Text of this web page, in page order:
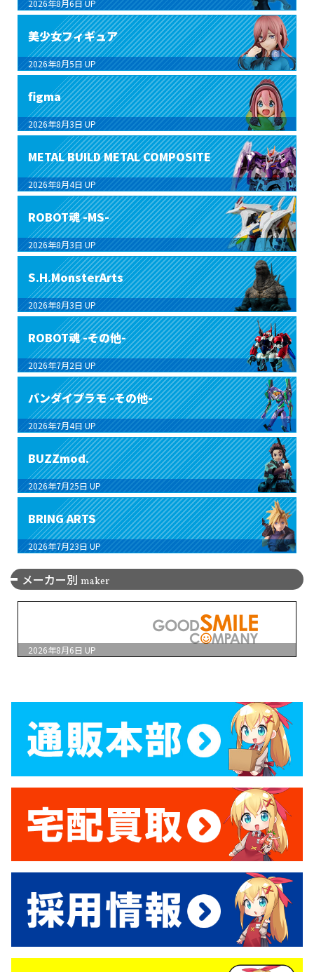
2026年8月6日 UP
美少女フィギュア
2026年8月5日 UP
figma
2026年8月3日 UP
METAL BUILD METAL COMPOSITE
2026年8月4日 UP
ROBOT魂 -MS-
2026年8月3日 UP
S.H.MonsterArts
2026年8月3日 UP
ROBOT魂 -その他-
2026年7月2日 UP
バンダイプラモ -その他-
2026年7月4日 UP
BUZZmod.
2026年7月25日 UP
BRING ARTS
2026年7月23日 UP
メーカー別 maker
2026年8月6日 UP